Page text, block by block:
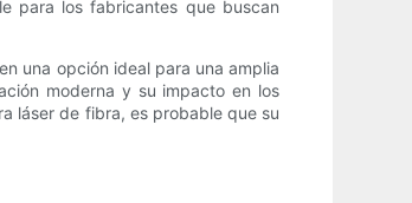
para los fabricantes que buscan
una opción ideal para una amplia
moderna y su impacto en los
láser de fibra, es probable que su